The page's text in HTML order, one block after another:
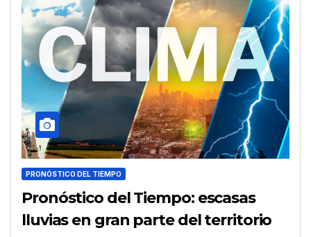
PRONÓSTICO DEL TIEMPO
Pronóstico del Tiempo: escasas
lluvias en gran parte del territorio